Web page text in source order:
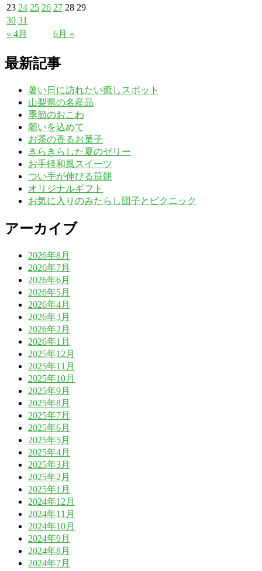
« 4月 6月 »
23 24 25 26 27 28 29
30 31
最新記事
暑い日に訪れたい癒しスポット
山梨県の名産品
季節のおこわ
願いを込めて
お茶の香るお菓子
きらきらした夏のゼリー
お手軽和風スイーツ
つい手が伸びる笹餅
オリジナルギフト
お気に入りのみたらし団子とピクニック
アーカイブ
2026年8月
2026年7月
2026年6月
2026年5月
2026年4月
2026年3月
2026年2月
2026年1月
2025年12月
2025年11月
2025年10月
2025年9月
2025年8月
2025年7月
2025年6月
2025年5月
2025年4月
2025年3月
2025年2月
2025年1月
2024年12月
2024年11月
2024年10月
2024年9月
2024年8月
2024年7月